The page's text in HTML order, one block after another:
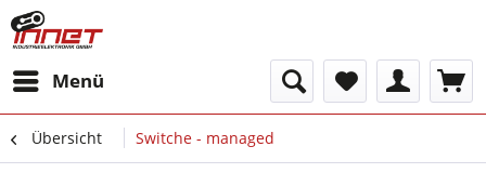
Menü
Übersicht Switche - managed